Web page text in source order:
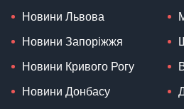
Новини Львова
Новини Запоріжжя
Новини Кривого Рогу
Новини Донбасу